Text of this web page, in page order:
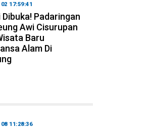
17:59:41
Dibuka! Padaringan
Awi Cisurupan
Baru
Alam Di
11:28:36